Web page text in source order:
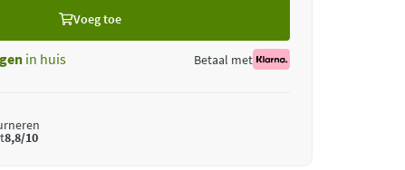
Voeg toe
in huis Betaal met
8,8/10